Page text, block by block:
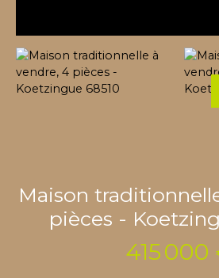
Maison
pièces -
415 000